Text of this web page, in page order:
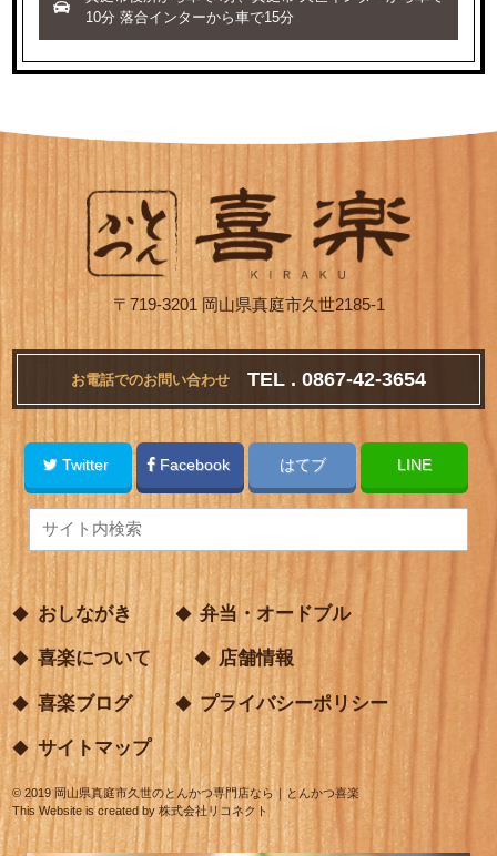
10分 落合インターから車で15分
〒719-3201 岡山県真庭市久世2185-1
お電話でのお問い合わせ TEL . 0867-42-3654
Twitter Facebook はてブ LINE
おしながき 弁当・オードブル
喜楽について 店舗情報
喜楽ブログ プライバシーポリシー
サイトマップ
©2019 岡山県真庭市久世のとんかつ専門店なら｜とんかつ喜楽
This Website is created by株式会社リコネクト